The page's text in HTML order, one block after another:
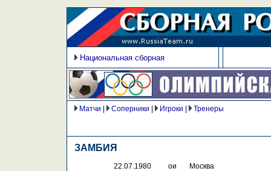
Национальная сборная
Матчи Соперники Игроки Тренеры
ЗАМБИЯ
22.07.1980 ои Москва